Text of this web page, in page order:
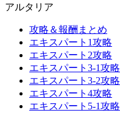
アルタリア
攻略＆報酬まとめ
エキスパート1攻略
エキスパート2攻略
エキスパート3-1攻略
エキスパート3-2攻略
エキスパート4攻略
エキスパート5-1攻略